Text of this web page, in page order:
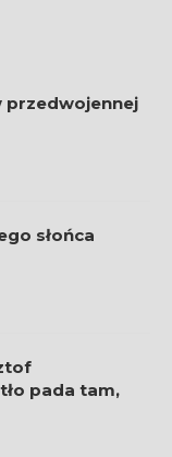
przedwojennej
słońca
pada tam,